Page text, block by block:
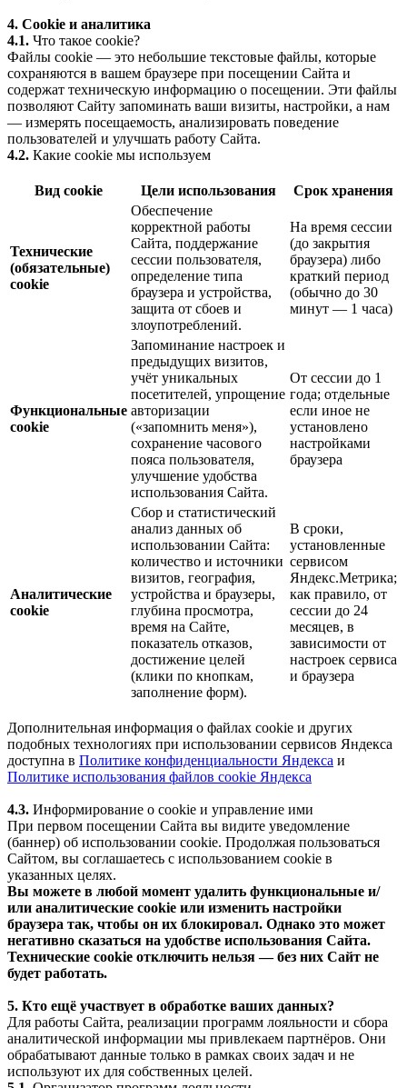
4. Cookie и аналитика
4.1. Что такое cookie?
Файлы cookie — это небольшие текстовые файлы, которые
сохраняются в вашем браузере при посещении Сайта и
содержат техническую информацию о посещении. Эти файлы
позволяют Сайту запоминать ваши визиты, настройки, а нам
— измерять посещаемость, анализировать поведение
пользователей и улучшать работу Сайта.
4.2. Какие cookie мы используем
Вид cookie Цели использования Срок хранения
Технические
(обязательные)
cookie
Обеспечение
корректной работы
Сайта, поддержание
сессии пользователя,
определение типа
браузера и устройства,
защита от сбоев и
злоупотреблений.
На время сессии
(до закрытия
браузера) либо
краткий период
(обычно до 30
минут — 1 часа)
Функциональные
cookie
Запоминание настроек и
предыдущих визитов,
учёт уникальных
посетителей, упрощение
авторизации
(«запомнить меня»),
сохранение часового
пояса пользователя,
улучшение удобства
использования Сайта.
От сессии до 1
года; отдельные
если иное не
установлено
настройками
браузера
Аналитические
cookie
Сбор и статистический
анализ данных об
использовании Сайта:
количество и источники
визитов, география,
устройства и браузеры,
глубина просмотра,
время на Сайте,
показатель отказов,
достижение целей
(клики по кнопкам,
заполнение форм).
В сроки,
установленные
сервисом
Яндекс.Метрика;
как правило, от
сессии до 24
месяцев, в
зависимости от
настроек сервиса
и браузера
Дополнительная информация о файлах cookie и других
подобных технологиях при использовании сервисов Яндекса
доступна в Политике конфиденциальности Яндекса и
Политике использования файлов cookie Яндекса
4.3. Информирование о cookie и управление ими
При первом посещении Сайта вы видите уведомление
(баннер) об использовании cookie. Продолжая пользоваться
Сайтом, вы соглашаетесь с использованием cookie в
указанных целях.
Вы можете в любой момент удалить функциональные и/
или аналитические cookie или изменить настройки
браузера так, чтобы он их блокировал. Однако это может
негативно сказаться на удобстве использования Сайта.
Технические cookie отключить нельзя — без них Сайт не
будет работать.
5. Кто ещё участвует в обработке ваших данных?
Для работы Сайта, реализации программ лояльности и сбора
аналитической информации мы привлекаем партнёров. Они
обрабатывают данные только в рамках своих задач и не
используют их для собственных целей.